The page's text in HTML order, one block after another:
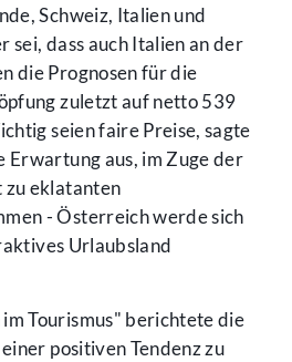
Schweiz, Italien und
sei, dass auch Italien an der
die Prognosen für die
zuletzt auf netto 539
seien faire Preise, sagte
Erwartung aus, im Zuge der
zu eklatanten
- Österreich werde sich
Urlaubsland
Tourismus" berichtete die
positiven Tendenz zu